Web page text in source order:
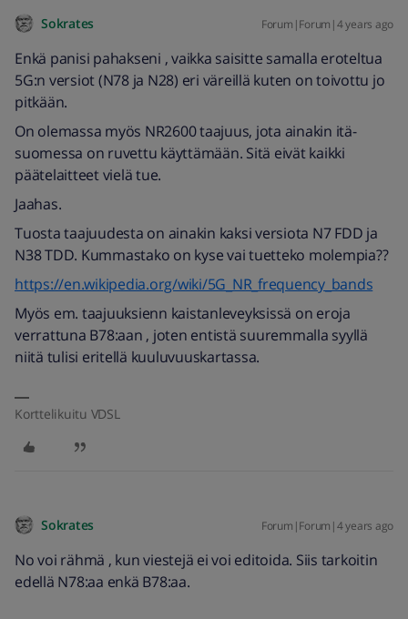
Sokrates Forum|Forum|4 years ago
Enkä panisi pahakseni , vaikka saisitte samalla eroteltua
5G:n versiot (N78 ja N28) eri väreillä kuten on toivottu jo
pitkään.
On olemassa myös NR2600 taajuus, jota ainakin itä-
suomessa on ruvettu käyttämään. Sitä eivät kaikki
päätelaitteet vielä tue.
Jaahas.
Tuosta taajuudesta on ainakin kaksi versiota N7 FDD ja
N38 TDD. Kummastako on kyse vai tuetteko molempia??
https://en.wikipedia.org/wiki/5G_NR_frequency_bands
Myös em. taajuuksienn kaistanleveyksissä on eroja
verrattuna B78:aan , joten entistä suuremmalla syyllä
niitä tulisi eritellä kuuluvuuskartassa.
Korttelikuitu VDSL
Sokrates Forum|Forum|4 years ago
No voi rähmä , kun viestejä ei voi editoida. Siis tarkoitin
edellä N78:aa enkä B78:aa.